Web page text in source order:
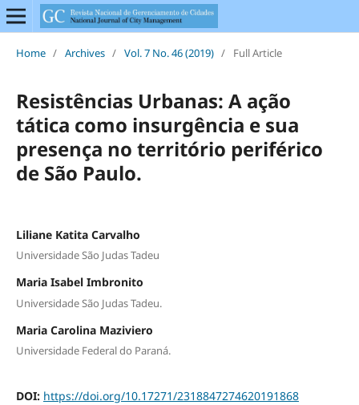
Home / Archives / Vol. 7 No. 46 (2019) / Full Article
Resistências Urbanas: A ação
tática como insurgência e sua
presença no território periférico
de São Paulo.
Liliane Katita Carvalho
Universidade São Judas Tadeu
Maria Isabel Imbronito
Universidade São Judas Tadeu.
Maria Carolina Maziviero
Universidade Federal do Paraná.
DOI: https://doi.org/10.17271/2318847274620191868